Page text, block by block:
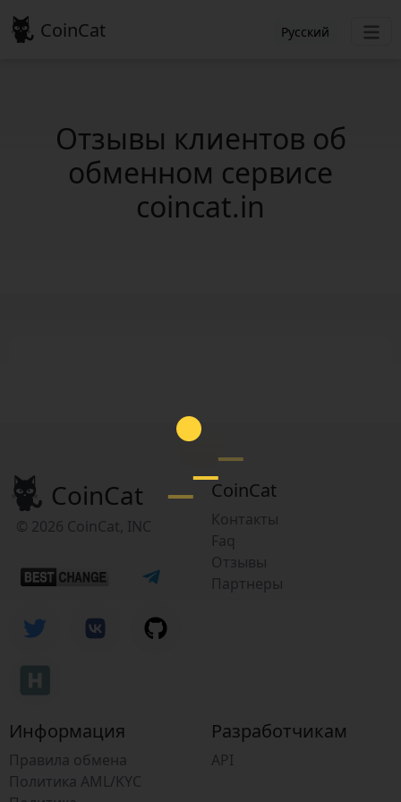
CoinCat Русский
Отзывы клиентов об
обменном сервисе
coincat.in
CoinCat
© 2026 CoinCat, INC
CoinCat
Контакты
Faq
Отзывы
Партнеры
Информация
Правила обмена
Политика AML/KYC
Разработчикам
API